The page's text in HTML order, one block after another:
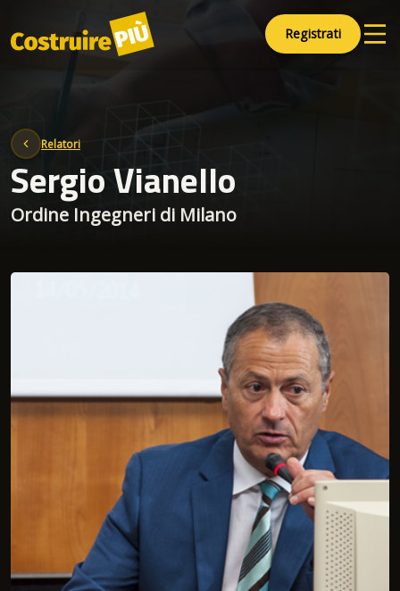
Registrati
Relatori
Sergio Vianello
Ordine Ingegneri di Milano